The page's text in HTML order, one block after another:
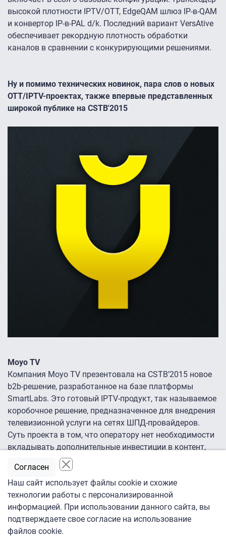
высокой плотности IPTV/ОТТ, EdgeQAM шлюз IP-в-QAM
и конвертор IP-в-PAL d/k. Последний вариант VersAtive
обеспечивает рекордную плотность обработки
каналов в сравнении с конкурирующими решениями.
Ну и помимо технических новинок, пара слов о новых
OTT/IPTV-проектах, также впервые представленных
широкой публике на CSTB'2015
Moyo TV
Компания Moyo TV презентовала на CSTB’2015 новое
b2b-решение, разработанное на базе платформы
SmartLabs. Это готовый IPTV-продукт, так называемое
коробочное решение, предназначенное для внедрения
телевизионной услуги на сетях ШПД-провайдеров.
Суть проекта в том, что оператору нет необходимости
вкладывать дополнительные инвестиции в контент,
платформу или сеть, чтобы запустить у себя услугу IP-
телевидения. Также неважно, сколько абонентов у
провайдера — 50 или 10 тысяч, Moyo TV работает без
мингарантий.
Контентное наполнение — универсальный базовый
пакет, состоящий из 100 каналов SD и HD-качества,
Наш сайт использует файлы cookie и схожие
технологии работы с персонализированной
информацией. При использовании данного сайта, вы
подтверждаете свое согласие на использование
файлов cookie.
Согласен